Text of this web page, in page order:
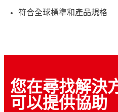
符合全球標準和產品規格
您在尋找解決
可以提供協助